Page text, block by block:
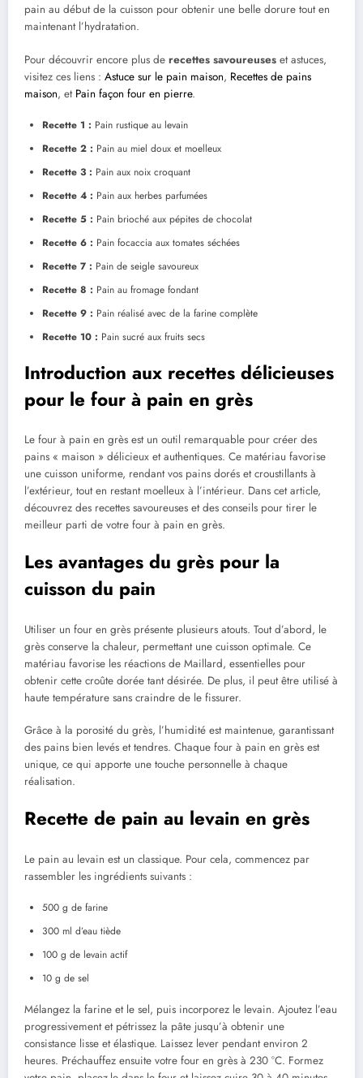
pain au début de la cuisson pour obtenir une belle dorure tout en
maintenant l’hydratation.
Pour découvrir encore plus de recettes savoureuses et astuces,
visitez ces liens : Astuce sur le pain maison, Recettes de pains
maison, et Pain façon four en pierre.
Recette 1 : Pain rustique au levain
Recette 2 : Pain au miel doux et moelleux
Recette 3 : Pain aux noix croquant
Recette 4 : Pain aux herbes parfumées
Recette 5 : Pain brioché aux pépites de chocolat
Recette 6 : Pain focaccia aux tomates séchées
Recette 7 : Pain de seigle savoureux
Recette 8 : Pain au fromage fondant
Recette 9 : Pain réalisé avec de la farine complète
Recette 10 : Pain sucré aux fruits secs
Introduction aux recettes délicieuses
pour le four à pain en grès
Le four à pain en grès est un outil remarquable pour créer des
pains « maison » délicieux et authentiques. Ce matériau favorise
une cuisson uniforme, rendant vos pains dorés et croustillants à
l’extérieur, tout en restant moelleux à l’intérieur. Dans cet article,
découvrez des recettes savoureuses et des conseils pour tirer le
meilleur parti de votre four à pain en grès.
Les avantages du grès pour la
cuisson du pain
Utiliser un four en grès présente plusieurs atouts. Tout d’abord, le
grès conserve la chaleur, permettant une cuisson optimale. Ce
matériau favorise les réactions de Maillard, essentielles pour
obtenir cette croûte dorée tant désirée. De plus, il peut être utilisé à
haute température sans craindre de le fissurer.
Grâce à la porosité du grès, l’humidité est maintenue, garantissant
des pains bien levés et tendres. Chaque four à pain en grès est
unique, ce qui apporte une touche personnelle à chaque
réalisation.
Recette de pain au levain en grès
Le pain au levain est un classique. Pour cela, commencez par
rassembler les ingrédients suivants :
500 g de farine
300 ml d’eau tiède
100 g de levain actif
10 g de sel
Mélangez la farine et le sel, puis incorporez le levain. Ajoutez l’eau
progressivement et pétrissez la pâte jusqu’à obtenir une
consistance lisse et élastique. Laissez lever pendant environ 2
heures. Préchauffez ensuite votre four en grès à 230 °C. Formez